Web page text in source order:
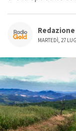
Redazione
MARTEDÌ, 27